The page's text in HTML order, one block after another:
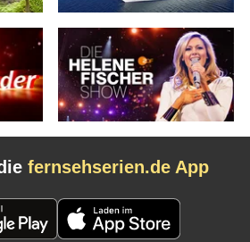
fernsehserien.de App